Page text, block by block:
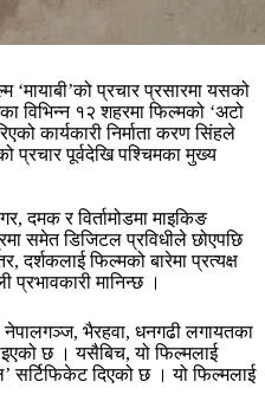
प्रचार प्रसारमा यसको
विभिन्न १२ शहरमा फिल्मको ‘अटो
कार्यकारी निर्माता करण सिंहले
प्रचार पूर्वदेखि पश्चिमका मुख्य
दमक र विर्तामोडमा माइकिङ
समेत डिजिटल प्रविधीले छोएपछि
दर्शकलाई फिल्मको बारेमा प्रत्यक्ष
प्रभावकारी मानिन्छ ।
भैरहवा, धनगढी लगायतका
छ । यसैबिच, यो फिल्मलाई
सर्टिफिकेट दिएको छ । यो फिल्मलाई